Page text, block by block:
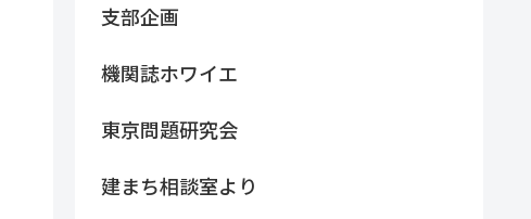
支部企画
機関誌ホワイエ
東京問題研究会
建まち相談室より